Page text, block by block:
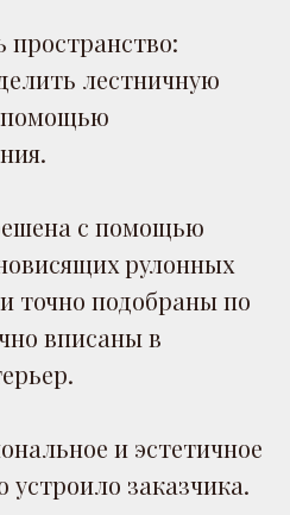
пространство:
лестничную
помощью
с помощью
рулонных
точно подобраны по
вписаны в
и эстетичное
заказчика.